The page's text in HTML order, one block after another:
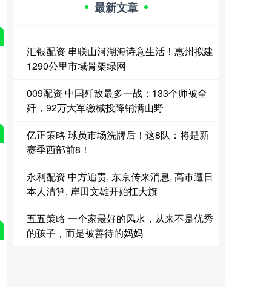
最新文章
汇银配资 串联山河湖海诗意生活！惠州拟建
1290公里市域骨架绿网
009配资 中国歼敌最多一战：133个师被全
歼，92万大军缴械投降铺满山野
亿正策略 球员市场洗牌后！这8队：将是新
赛季西部前8！
永利配资 中方追责, 东京传来消息, 高市遭日
本人清算, 岸田文雄开始扛大旗
五五策略 一个家最好的风水，从来不是优秀
的孩子，而是被善待的妈妈